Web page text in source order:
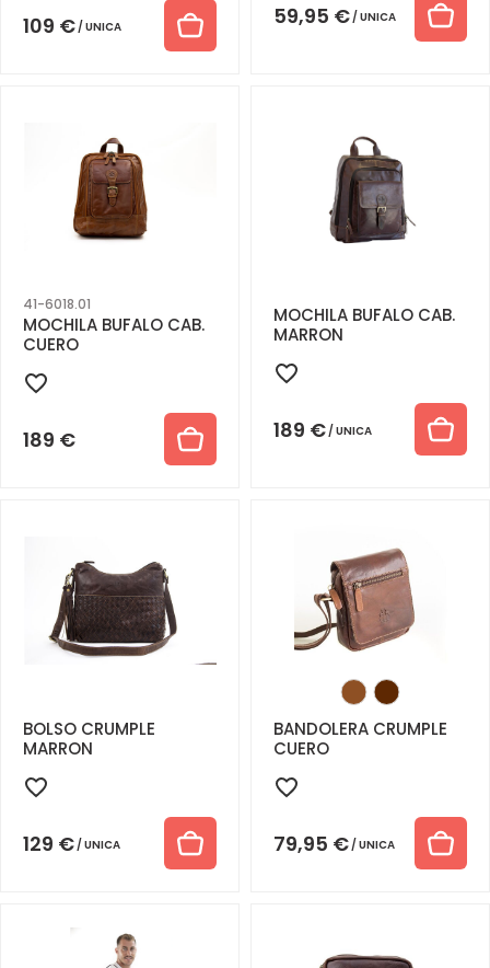
109 € UNICA 59,95 € UNICA
41-6018.01
MOCHILA BUFALO CAB.
CUERO
189 €
MOCHILA BUFALO CAB.
MARRON
189 € UNICA
BOLSO CRUMPLE
MARRON
129 € UNICA
BANDOLERA CRUMPLE
CUERO
79,95 € UNICA